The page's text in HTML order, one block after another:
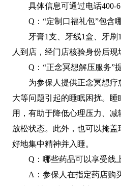
具体信息可通过电话400-
Q：“定制口福礼包”包含
牙膏1支、牙线1盒、牙
人到店，经门店核验身份后现
Q：“正念冥想解压服务”
为参保人提供正念冥想
大等问题引起的睡眠困扰。
用，有助于降低心理压力、
放松状态。此外，也可以掩
好地集中精神并入睡。
Q：哪些药品可以享受线
A：参保人在指定药店购